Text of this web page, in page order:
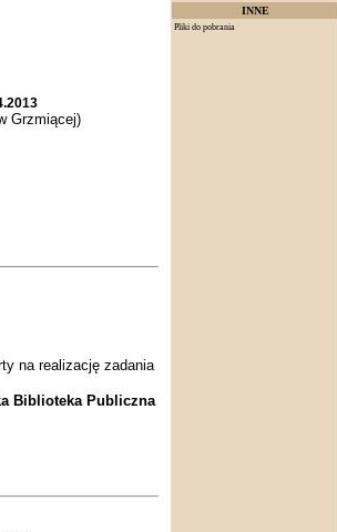
Grzmiącej)
na realizację zadania
Biblioteka Publiczna
INNE
Pliki do pobrania